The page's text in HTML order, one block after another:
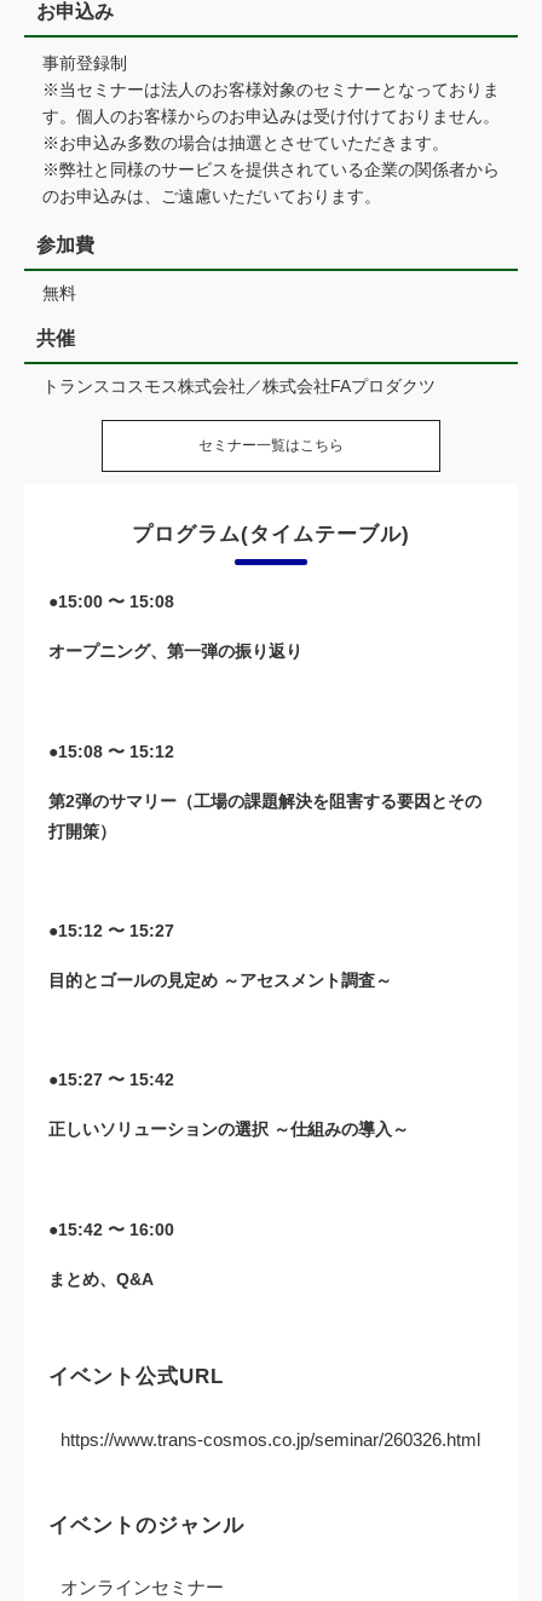
お申込み
事前登録制
※当セミナーは法人のお客様対象のセミナーとなっておりま
す。個人のお客様からのお申込みは受け付けておりません。
※お申込み多数の場合は抽選とさせていただきます。
※弊社と同様のサービスを提供されている企業の関係者から
のお申込みは、ご遠慮いただいております。
参加費
無料
共催
トランスコスモス株式会社／株式会社FAプロダクツ
セミナー一覧はこちら
プログラム(タイムテーブル)
●15:00 〜 15:08
オープニング、第一弾の振り返り
●15:08 〜 15:12
第2弾のサマリー（工場の課題解決を阻害する要因とその
打開策）
●15:12 〜 15:27
目的とゴールの見定め ～アセスメント調査～
●15:27 〜 15:42
正しいソリューションの選択 ～仕組みの導入～
●15:42 〜 16:00
まとめ、Q&A
イベント公式URL
https://www.trans-cosmos.co.jp/seminar/260326.html
イベントのジャンル
オンラインセミナー